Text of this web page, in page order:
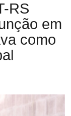
RS
em
como